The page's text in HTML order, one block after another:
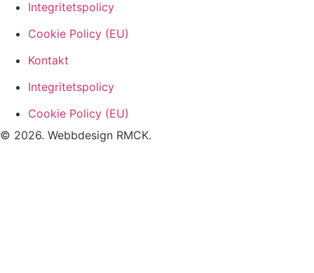
Integritetspolicy
Cookie Policy (EU)
Kontakt
Integritetspolicy
Cookie Policy (EU)
© 2026. Webbdesign RMCK.